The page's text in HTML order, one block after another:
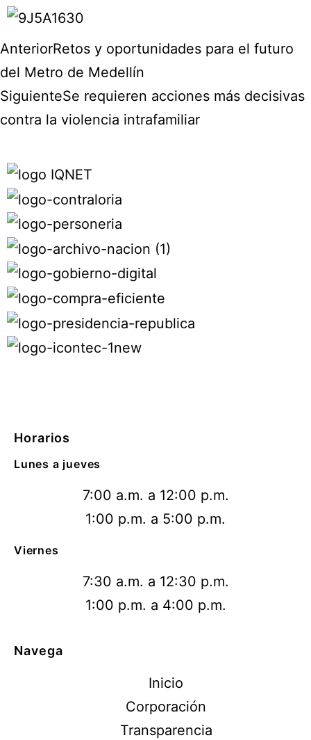
AnteriorRetos y oportunidades para el futuro
del Metro de Medellín
SiguienteSe requieren acciones más decisivas
contra la violencia intrafamiliar
Horarios
Lunes a jueves
7:00 a.m. a 12:00 p.m.
1:00 p.m. a 5:00 p.m.
Viernes
7:30 a.m. a 12:30 p.m.
1:00 p.m. a 4:00 p.m.
Navega
Inicio
Corporación
Transparencia